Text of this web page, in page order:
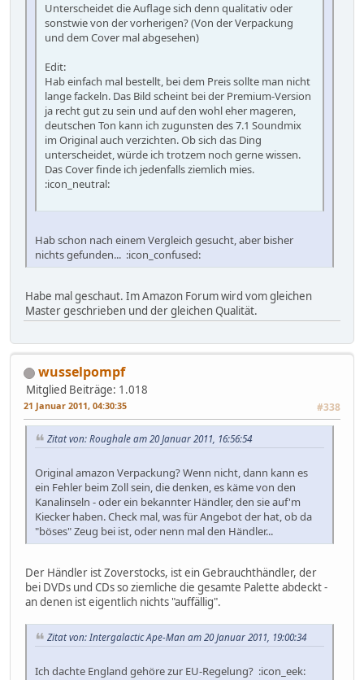
Unterscheidet die Auflage sich denn qualitativ oder
sonstwie von der vorherigen? (Von der Verpackung
und dem Cover mal abgesehen)
Edit:
Hab einfach mal bestellt, bei dem Preis sollte man nicht
lange fackeln. Das Bild scheint bei der Premium-Version
ja recht gut zu sein und auf den wohl eher mageren,
deutschen Ton kann ich zugunsten des 7.1 Soundmix
im Original auch verzichten. Ob sich das Ding
unterscheidet, würde ich trotzem noch gerne wissen.
Das Cover finde ich jedenfalls ziemlich mies.
:icon_neutral:
Hab schon nach einem Vergleich gesucht, aber bisher
nichts gefunden... :icon_confused:
Habe mal geschaut. Im Amazon Forum wird vom gleichen
Master geschrieben und der gleichen Qualität.
wusselpompf
Mitglied Beiträge: 1.018
21 Januar 2011, 04:30:35 #338
Zitat von: Roughale am 20 Januar 2011, 16:56:54
Original amazon Verpackung? Wenn nicht, dann kann es
ein Fehler beim Zoll sein, die denken, es käme von den
Kanalinseln - oder ein bekannter Händler, den sie auf'm
Kiecker haben. Check mal, was für Angebot der hat, ob da
"böses" Zeug bei ist, oder nenn mal den Händler...
Der Händler ist Zoverstocks, ist ein Gebrauchthändler, der
bei DVDs und CDs so ziemliche die gesamte Palette abdeckt -
an denen ist eigentlich nichts "auffällig".
Zitat von: Intergalactic Ape-Man am 20 Januar 2011, 19:00:34
Ich dachte England gehöre zur EU-Regelung? :icon_eek: